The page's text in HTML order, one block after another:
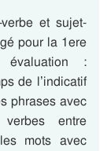
et sujet-
pour la 1ere
évaluation :
de l’indicatif
phrases avec
entre
mots avec